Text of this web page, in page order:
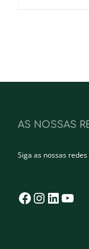
AS NOSSAS
Siga as nossas
Facebook